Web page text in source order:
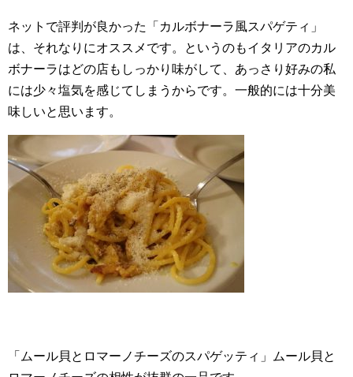
ネットで評判が良かった「カルボナーラ風スパゲティ」
は、それなりにオススメです。というのもイタリアのカル
ボナーラはどの店もしっかり味がして、あっさり好みの私
には少々塩気を感じてしまうからです。一般的には十分美
味しいと思います。
「ムール貝とロマーノチーズのスパゲッティ」ムール貝と